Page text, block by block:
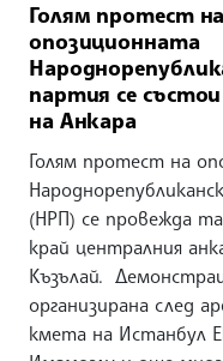
Голям протест на
опозиционната
партия се
на Анкара
Голям протест на
(НРП) се провежда
край централния
Къзълай.
организирана след
кмета на Истанбул